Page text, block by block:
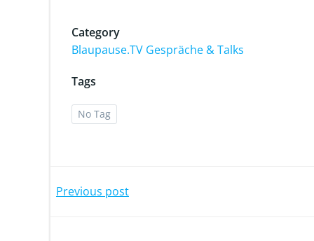
Category
Blaupause.TV Gespräche & Talks
Tags
No Tag
Previous post